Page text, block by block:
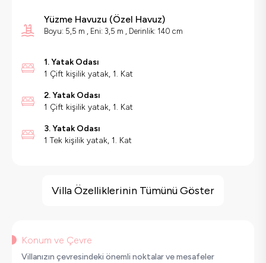
Yüzme Havuzu (Özel Havuz)
Boyu: 5,5 m , Eni: 3,5 m , Derinlik: 140 cm
1. Yatak Odası
1 Çift kişilik yatak, 1. Kat
2. Yatak Odası
1 Çift kişilik yatak, 1. Kat
3. Yatak Odası
1 Tek kişilik yatak, 1. Kat
Geniş Ailelere Uygun
Korunaklı Havuz
Saç Kurutma Makinası
Villa Özelliklerinin Tümünü Göster
Konum ve Çevre
Villanızın çevresindeki önemli noktalar ve mesafeler